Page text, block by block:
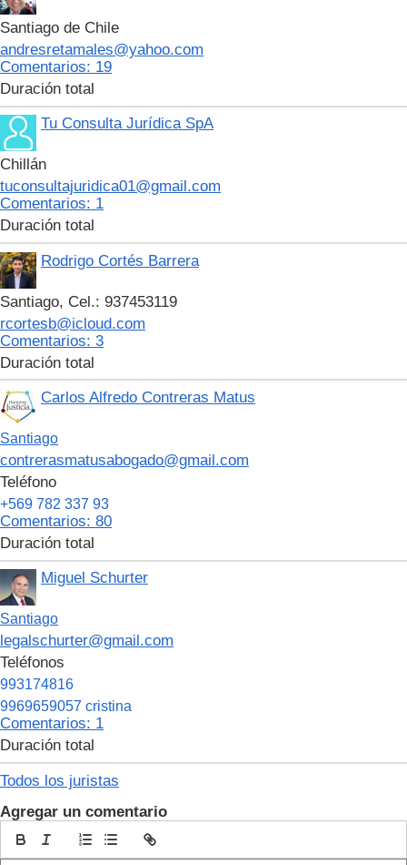
Santiago de Chile
andresretamales@yahoo.com
Сomentarios: 19
Duración total
Tu Consulta Jurídica SpA
Chillán
tuconsultajuridica01@gmail.com
Сomentarios: 1
Duración total
Rodrigo Cortés Barrera
Santiago, Cel.: 937453119
rcortesb@icloud.com
Сomentarios: 3
Duración total
Carlos Alfredo Contreras Matus
Santiago
contrerasmatusabogado@gmail.com
Teléfono
+569 782 337 93
Сomentarios: 80
Duración total
Miguel Schurter
Santiago
legalschurter@gmail.com
Teléfonos
993174816
9969659057 cristina
Сomentarios: 1
Duración total
Todos los juristas
Agregar un comentario